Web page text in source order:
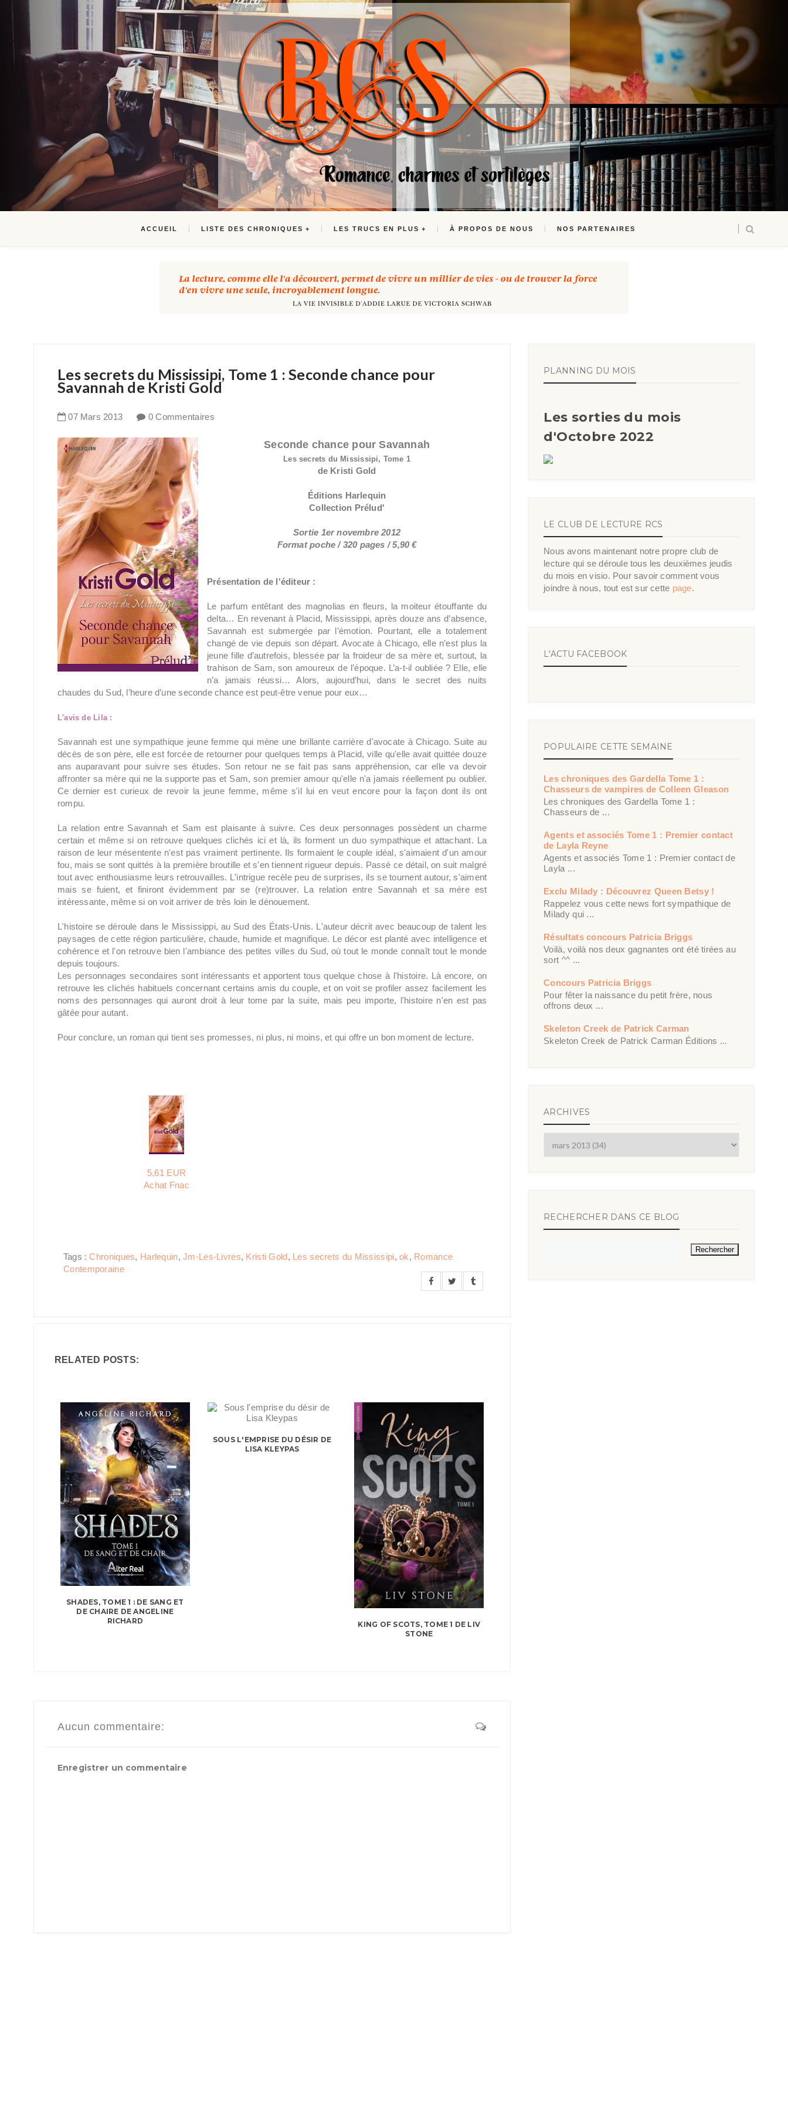
ACCUEIL LISTE DES CHRONIQUES LES TRUCS EN PLUS À PROPOS DE NOUS NOS PARTENAIRES
Les secrets du Mississipi, Tome 1 : Seconde chance pour
Savannah de Kristi Gold
07 Mars 2013 0 Commentaires
Seconde chance pour Savannah
Les secrets du Mississipi, Tome 1
de Kristi Gold
Éditions Harlequin
Collection Prélud'
Sortie 1er novembre 2012
Format poche / 320 pages / 5,90 €
Présentation de l'éditeur :
Le parfum entêtant des magnolias en fleurs, la moiteur étouffante du
delta… En revenant à Placid, Mississippi, après douze ans d’absence,
Savannah est submergée par l’émotion. Pourtant, elle a totalement
changé de vie depuis son départ. Avocate à Chicago, elle n’est plus la
jeune fille d’autrefois, blessée par la froideur de sa mère et, surtout, la
trahison de Sam, son amoureux de l’époque. L’a-t-il oubliée ? Elle, elle
n’a jamais réussi… Alors, aujourd’hui, dans le secret des nuits
chaudes du Sud, l’heure d’une seconde chance est peut-être venue pour eux…
L'avis de Lila :
Savannah est une sympathique jeune femme qui mène une brillante carrière d'avocate à Chicago. Suite au
décès de son père, elle est forcée de retourner pour quelques temps à Placid, ville qu'elle avait quittée douze
ans auparavant pour suivre ses études. Son retour ne se fait pas sans appréhension, car elle va devoir
affronter sa mère qui ne la supporte pas et Sam, son premier amour qu'elle n'a jamais réellement pu oublier.
Ce dernier est curieux de revoir la jeune femme, même s'il lui en veut encore pour la façon dont ils ont
rompu.
La relation entre Savannah et Sam est plaisante à suivre. Ces deux personnages possèdent un charme
certain et même si on retrouve quelques clichés ici et là, ils forment un duo sympathique et attachant. La
raison de leur mésentente n'est pas vraiment pertinente. Ils formaient le couple idéal, s'aimaient d'un amour
fou, mais se sont quittés à la première broutille et s'en tiennent rigueur depuis. Passé ce détail, on suit malgré
tout avec enthousiasme leurs retrouvailles. L'intrigue recèle peu de surprises, ils se tournent autour, s'aiment
mais se fuient, et finiront évidemment par se (re)trouver. La relation entre Savannah et sa mère est
intéressante, même si on voit arriver de très loin le dénouement.
L'histoire se déroule dans le Mississippi, au Sud des États-Unis. L'auteur décrit avec beaucoup de talent les
paysages de cette région particulière, chaude, humide et magnifique. Le décor est planté avec intelligence et
cohérence et l'on retrouve bien l'ambiance des petites villes du Sud, où tout le monde connaît tout le monde
depuis toujours.
Les personnages secondaires sont intéressants et apportent tous quelque chose à l'histoire. Là encore, on
retrouve les clichés habituels concernant certains amis du couple, et on voit se profiler assez facilement les
noms des personnages qui auront droit à leur tome par la suite, mais peu importe, l'histoire n'en est pas
gâtée pour autant.
Pour conclure, un roman qui tient ses promesses, ni plus, ni moins, et qui offre un bon moment de lecture.
5,61 EUR
Achat Fnac
Tags :Chroniques, Harlequin,Jm-Les-Livres, Kristi Gold, Les secrets du Mississipi,ok, Romance
Contemporaine
RELATED POSTS:
SHADES, TOME 1 : DE SANG ET
DE CHAIRE DE ANGELINE
RICHARD
SOUS L'EMPRISE DU DÉSIR DE
LISA KLEYPAS
KING OF SCOTS, TOME 1 DE LIV
STONE
Aucun commentaire:
Enregistrer un commentaire
PLANNING DU MOIS
Les sorties du mois
d'Octobre 2022
LE CLUB DE LECTURE RCS
Nous avons maintenant notre propre club de
lecture qui se déroule tous les deuxièmes jeudis
du mois en visio. Pour savoir comment vous
joindre à nous, tout est sur cette page.
L'ACTU FACEBOOK
POPULAIRE CETTE SEMAINE
Les chroniques des Gardella Tome 1 :
Chasseurs de vampires de Colleen Gleason
Les chroniques des Gardella Tome 1 :
Chasseurs de ...
Agents et associés Tome 1 : Premier contact
de Layla Reyne
Agents et associés Tome 1 : Premier contact de
Layla ...
Exclu Milady : Découvrez Queen Betsy !
Rappelez vous cette news fort sympathique de
Milady qui ...
Résultats concours Patricia Briggs
Voilà, voilà nos deux gagnantes ont été tirées au
sort ^^ ...
Concours Patricia Briggs
Pour fêter la naissance du petit frère, nous
offrons deux ...
Skeleton Creek de Patrick Carman
Skeleton Creek de Patrick Carman Éditions ...
ARCHIVES
RECHERCHER DANS CE BLOG